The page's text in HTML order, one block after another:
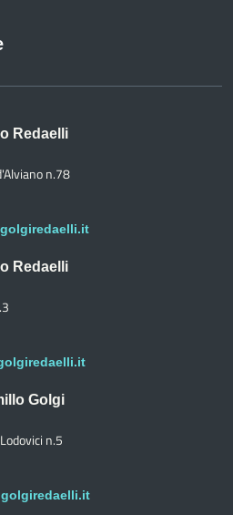
Redaelli
n.78
Redaelli
Golgi
n.5